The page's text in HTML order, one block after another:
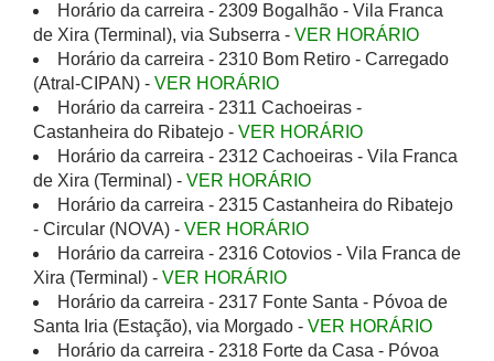
Horário da carreira - 2309 Bogalhão - Vila Franca
de Xira (Terminal), via Subserra - VER HORÁRIO
Horário da carreira - 2310 Bom Retiro - Carregado
(Atral-CIPAN) - VER HORÁRIO
Horário da carreira - 2311 Cachoeiras -
Castanheira do Ribatejo - VER HORÁRIO
Horário da carreira - 2312 Cachoeiras - Vila Franca
de Xira (Terminal) - VER HORÁRIO
Horário da carreira - 2315 Castanheira do Ribatejo
- Circular (NOVA) - VER HORÁRIO
Horário da carreira - 2316 Cotovios - Vila Franca de
Xira (Terminal) - VER HORÁRIO
Horário da carreira - 2317 Fonte Santa - Póvoa de
Santa Iria (Estação), via Morgado - VER HORÁRIO
Horário da carreira - 2318 Forte da Casa - Póvoa